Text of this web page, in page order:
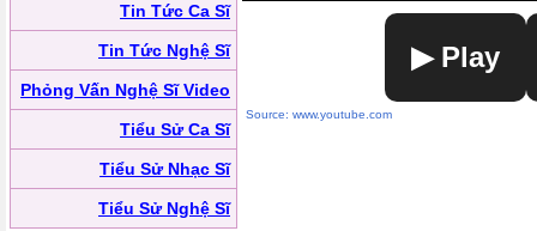
Tin Tức Ca Sĩ
Tin Tức Nghệ Sĩ
Phỏng Vấn Nghệ Sĩ Video
Tiểu Sử Ca Sĩ
Tiểu Sử Nhạc Sĩ
Tiểu Sử Nghệ Sĩ
▶ Play
Source: www.youtube.com